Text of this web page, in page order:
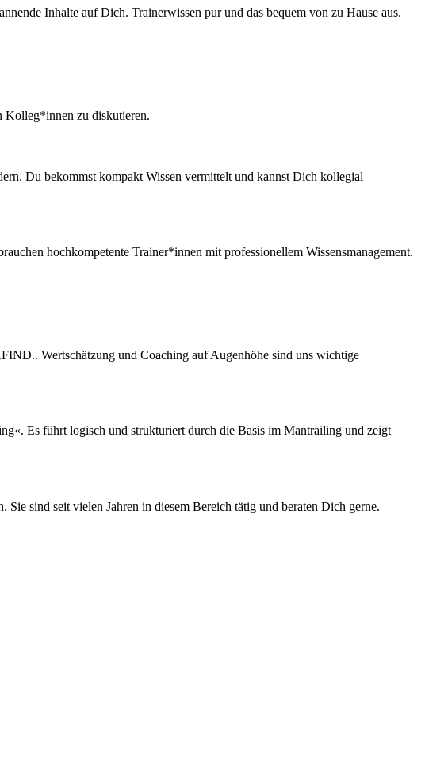
Inhalte auf Dich. Trainerwissen pur und das bequem von zu Hause aus.
Kolleg*innen zu diskutieren.
Du bekommst kompakt Wissen vermittelt und kannst Dich kollegial
hochkompetente Trainer*innen mit professionellem Wissensmanagement.
Wertschätzung und Coaching auf Augenhöhe sind uns wichtige
Es führt logisch und strukturiert durch die Basis im Mantrailing und zeigt
sind seit vielen Jahren in diesem Bereich tätig und beraten Dich gerne.